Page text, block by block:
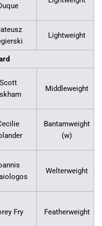
Lightweight
Scott
Middleweight
Bantamweight
(w)
Welterweight
Fry Featherweight